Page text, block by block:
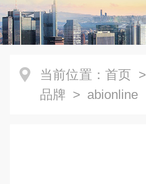
当前位置： 首页 >
品牌 > abionline